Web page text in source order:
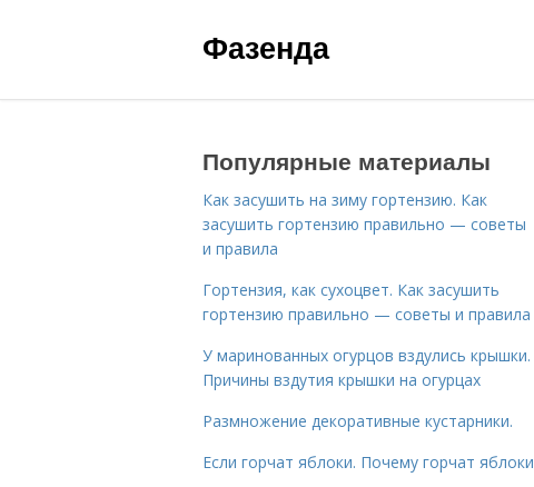
Фазенда
Популярные материалы
Как засушить на зиму гортензию. Как
засушить гортензию правильно — советы
и правила
Гортензия, как сухоцвет. Как засушить
гортензию правильно — советы и правила
У маринованных огурцов вздулись крышки.
Причины вздутия крышки на огурцах
Размножение декоративные кустарники.
Если горчат яблоки. Почему горчат яблоки